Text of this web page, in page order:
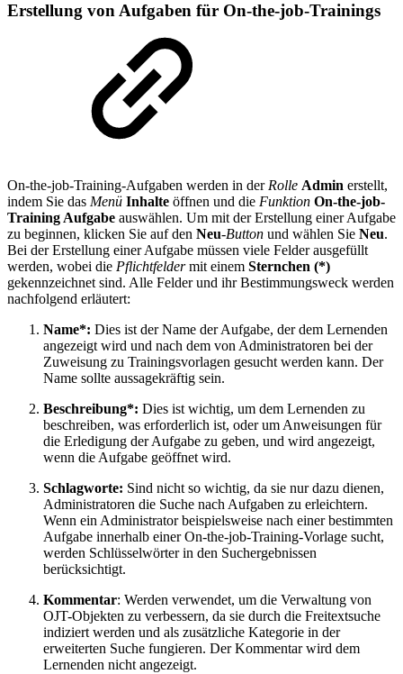
Erstellung von Aufgaben für On-the-job-Trainings
On-the-job-Training-Aufgaben werden in der Rolle Admin erstellt,
indem Sie das Menü Inhalte öffnen und die Funktion On-the-job-
Training Aufgabe auswählen. Um mit der Erstellung einer Aufgabe
zu beginnen, klicken Sie auf den Neu-Button und wählen Sie Neu.
Bei der Erstellung einer Aufgabe müssen viele Felder ausgefüllt
werden, wobei die Pflichtfeldermit einem Sternchen (*)
gekennzeichnet sind. Alle Felder und ihr Bestimmungsweck werden
nachfolgend erläutert:
Name*: Dies ist der Name der Aufgabe, der dem Lernenden
angezeigt wird und nach dem von Administratoren bei der
Zuweisung zu Trainingsvorlagen gesucht werden kann. Der
Name sollte aussagekräftig sein.
Beschreibung*: Dies ist wichtig, um dem Lernenden zu
beschreiben, was erforderlich ist, oder um Anweisungen für
die Erledigung der Aufgabe zu geben, und wird angezeigt,
wenn die Aufgabe geöffnet wird.
Schlagworte: Sind nicht so wichtig, da sie nur dazu dienen,
Administratoren die Suche nach Aufgaben zu erleichtern.
Wenn ein Administrator beispielsweise nach einer bestimmten
Aufgabe innerhalb einer On-the-job-Training-Vorlage sucht,
werden Schlüsselwörter in den Suchergebnissen
berücksichtigt.
Kommentar: Werden verwendet, um die Verwaltung von
OJT-Objekten zu verbessern, da sie durch die Freitextsuche
indiziert werden und als zusätzliche Kategorie in der
erweiterten Suche fungieren. Der Kommentar wird dem
Lernenden nicht angezeigt.